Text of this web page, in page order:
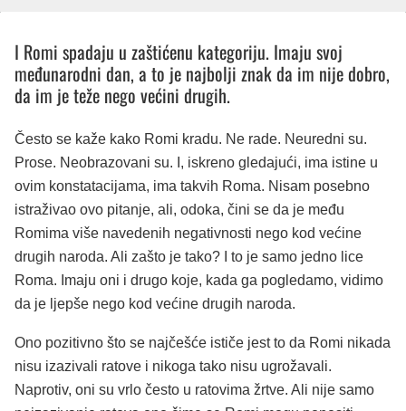
I Romi spadaju u zaštićenu kategoriju. Imaju svoj
međunarodni dan, a to je najbolji znak da im nije dobro,
da im je teže nego većini drugih.
Često se kaže kako Romi kradu. Ne rade. Neuredni su.
Prose. Neobrazovani su. I, iskreno gledajući, ima istine u
ovim konstatacijama, ima takvih Roma. Nisam posebno
istraživao ovo pitanje, ali, odoka, čini se da je među
Romima više navedenih negativnosti nego kod većine
drugih naroda. Ali zašto je tako? I to je samo jedno lice
Roma. Imaju oni i drugo koje, kada ga pogledamo, vidimo
da je ljepše nego kod većine drugih naroda.
Ono pozitivno što se najčešće ističe jest to da Romi nikada
nisu izazivali ratove i nikoga tako nisu ugrožavali.
Naprotiv, oni su vrlo često u ratovima žrtve. Ali nije samo